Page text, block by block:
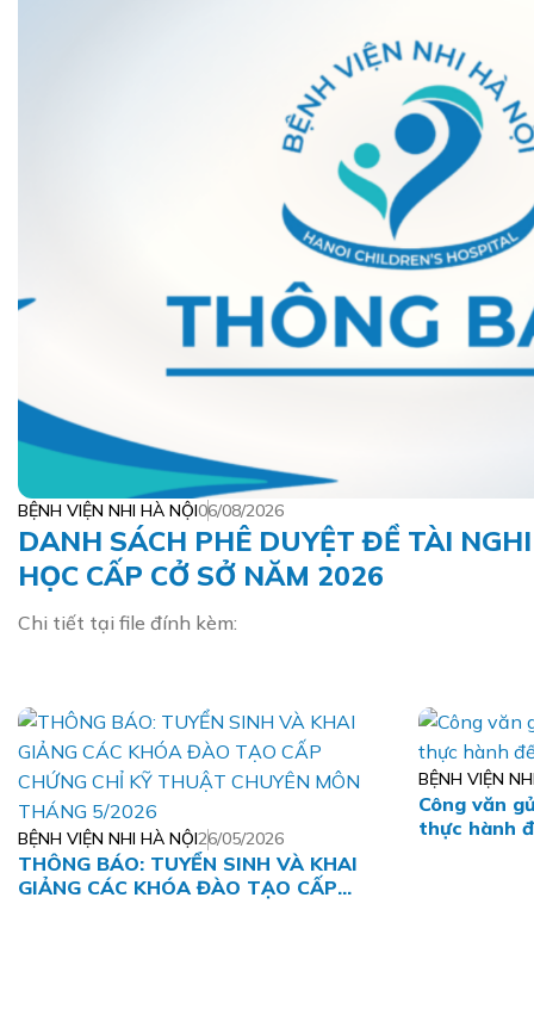
BỆNH VIỆN NHI HÀ NỘI06/08/2026
DANH SÁCH PHÊ DUYỆT ĐỀ TÀI
HỌC CẤP CỞ SỞ NĂM 2026
Chi tiết tại file đính kèm:
BỆNH VIỆN NHI HÀ NỘI26/05/2026
THÔNG BÁO: TUYỂN SINH VÀ KHAI
GIẢNG CÁC KHÓA ĐÀO TẠO CẤP
BỆNH VIỆN
Công văn
thực hành